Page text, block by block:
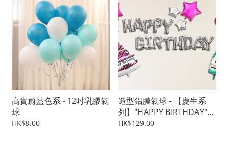
高貴蔚藍色系 - 12吋乳膠氣
球
HK$8.00
造型鋁膜氣球 - 【慶生系
列】"HAPPY BIRTHDAY"
裝飾組合 - 香檳蛋糕設計二
HK$129.00